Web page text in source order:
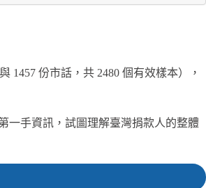
1457 份市話，共 2480 個有效樣本），
一手資訊，試圖理解臺灣捐款人的整體